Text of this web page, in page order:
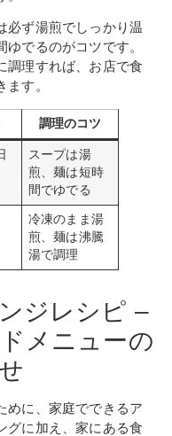
必ず湯煎でしっかり温
でるのがコツです。
調理すれば、お店で食
す。
調理のコツ
スープは湯
煎、麺は短時
間でゆでる
冷凍のまま湯
煎、麺は沸騰
湯で調理
ジレシピ –
メニューの
めに、家庭でできるア
グに加え、家にある食